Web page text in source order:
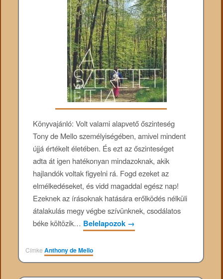
Könyvajánló: Volt valami alapvető őszinteség
Tony de Mello személyiségében, amivel mindent
újjá értékelt életében. És ezt az őszinteséget
adta át igen hatékonyan mindazoknak, akik
hajlandók voltak figyelni rá. Fogd ezeket az
elmélkedéseket, és vidd magaddal egész nap!
Ezeknek az írásoknak hatására erőlködés nélküli
átalakulás megy végbe szívünknek, csodálatos
béke költözik… Belelapozok →
CímkeAnthony de Mello